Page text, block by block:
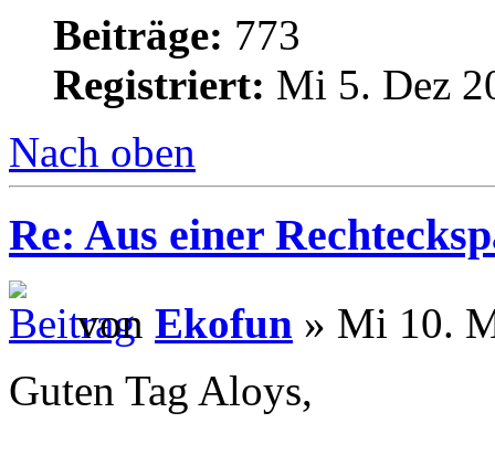
Beiträge: 773
Registriert: Mi 5. Dez
Nach oben
Re: Aus einer
von Ekofun » Mi 10.
Guten Tag Aloys,